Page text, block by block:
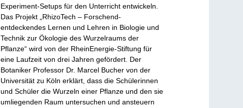
Experiment-Setups für den Unterricht entwickeln.
Das Projekt „RhizoTech – Forschend-
entdeckendes Lernen und Lehren in Biologie und
Technik zur Ökologie des Wurzelraums der
Pflanze“ wird von der RheinEnergie-Stiftung für
eine Laufzeit von drei Jahren gefördert. Der
Botaniker Professor Dr. Marcel Bucher von der
Universität zu Köln erklärt, dass die Schülerinnen
und Schüler die Wurzeln einer Pflanze und den sie
umliegenden Raum untersuchen und ansteuern